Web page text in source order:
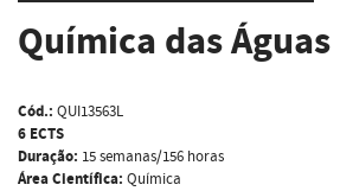
Química das
Cód.: QUI13563L
6 ECTS
Duração: 15 semanas/156 horas
Área Científica: Química